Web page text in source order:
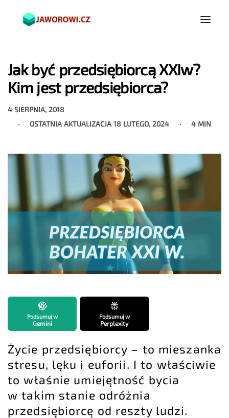
Jak być przedsiębiorcą XXIw?
Kim jest przedsiębiorca?
4 SIERPNIA, 2018
OSTATNIA AKTUALIZACJA18 LUTEGO, 2024 4 MIN
Podsumuj w
Gemini
Podsumuj w
Perplexity
Życie przedsiębiorcy – to mieszanka
stresu, lęku i euforii. I to właściwie
to właśnie umiejętność bycia
w takim stanie odróżnia
przedsiębiorcę od reszty ludzi.